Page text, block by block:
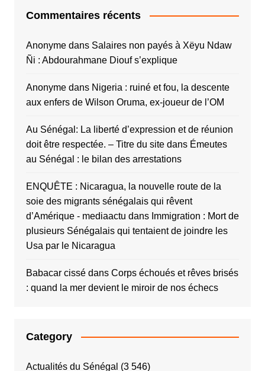
Commentaires récents
Anonymedans Salaires non payés à Xëyu Ndaw
Ñi : Abdourahmane Diouf s’explique
Anonymedans Nigeria : ruiné et fou, la descente
aux enfers de Wilson Oruma, ex-joueur de l’OM
Au Sénégal: La liberté d’expression et de réunion
doit être respectée. – Titre du sitedans Émeutes
au Sénégal : le bilan des arrestations
ENQUÊTE : Nicaragua, la nouvelle route de la
soie des migrants sénégalais qui rêvent
d’Amérique - mediaactu dans Immigration : Mort de
plusieurs Sénégalais qui tentaient de joindre les
Usa par le Nicaragua
Babacar cissédans Corps échoués et rêves brisés
: quand la mer devient le miroir de nos échecs
Category
Actualités du Sénégal (3 546)